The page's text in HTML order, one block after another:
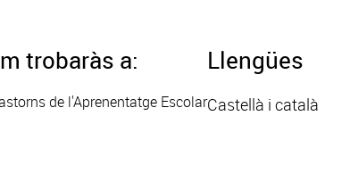
trobaràs a:
de l'Aprenentatge Escolar
Llengües
Castellà i català